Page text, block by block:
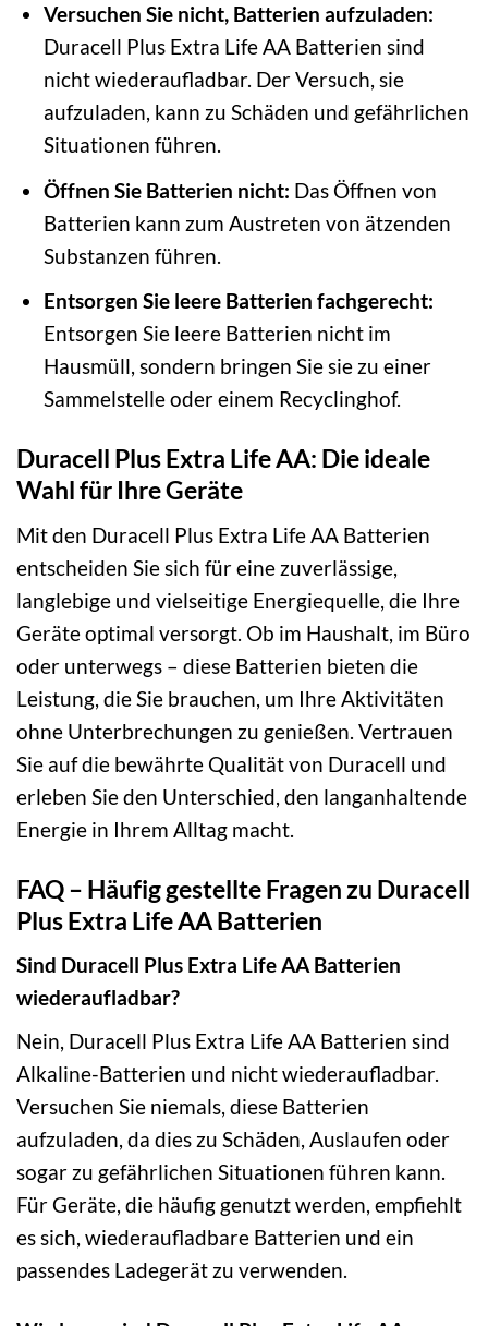
Versuchen Sie nicht, Batterien aufzuladen:
Duracell Plus Extra Life AA Batterien sind
nicht wiederaufladbar. Der Versuch, sie
aufzuladen, kann zu Schäden und gefährlichen
Situationen führen.
Öffnen Sie Batterien nicht: Das Öffnen von
Batterien kann zum Austreten von ätzenden
Substanzen führen.
Entsorgen Sie leere Batterien fachgerecht:
Entsorgen Sie leere Batterien nicht im
Hausmüll, sondern bringen Sie sie zu einer
Sammelstelle oder einem Recyclinghof.
Duracell Plus Extra Life AA: Die ideale
Wahl für Ihre Geräte
Mit den Duracell Plus Extra Life AA Batterien
entscheiden Sie sich für eine zuverlässige,
langlebige und vielseitige Energiequelle, die Ihre
Geräte optimal versorgt. Ob im Haushalt, im Büro
oder unterwegs – diese Batterien bieten die
Leistung, die Sie brauchen, um Ihre Aktivitäten
ohne Unterbrechungen zu genießen. Vertrauen
Sie auf die bewährte Qualität von Duracell und
erleben Sie den Unterschied, den langanhaltende
Energie in Ihrem Alltag macht.
FAQ – Häufig gestellte Fragen zu Duracell
Plus Extra Life AA Batterien
Sind Duracell Plus Extra Life AA Batterien
wiederaufladbar?
Nein, Duracell Plus Extra Life AA Batterien sind
Alkaline-Batterien und nicht wiederaufladbar.
Versuchen Sie niemals, diese Batterien
aufzuladen, da dies zu Schäden, Auslaufen oder
sogar zu gefährlichen Situationen führen kann.
Für Geräte, die häufig genutzt werden, empfiehlt
es sich, wiederaufladbare Batterien und ein
passendes Ladegerät zu verwenden.